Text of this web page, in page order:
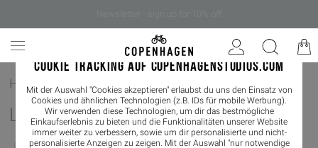
COOKIE TRACKING AUF COPENHAGENSTUDIOS.COM
Mit der Auswahl "Cookies akzeptieren" erlaubst du uns den Einsatz von
Cookies und ähnlichen Technologien (z.B. IDs für mobile Werbung).
Wir verwenden diese Technologien, um dir das bestmögliche
Einkaufserlebnis zu bieten und die Funktionalitäten unserer Website
immer weiter zu verbessern, sowie um dir personalisierte und nicht-
personalisierte Anzeigen zu zeigen. Mit der Auswahl "nur notwendige
Home / Bekleidung Shirts & Blouses Longsleeves
LONGSLEEVES